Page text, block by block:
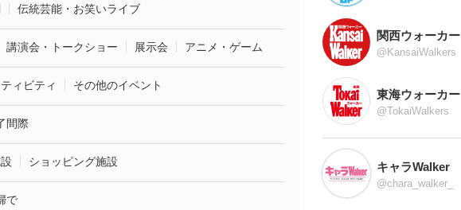
伝統芸能・お笑いライブ
講演会・トークショー 展示会 アニメ・ゲーム
ィビティ その他のイベント
間際
ショッピング施設
で
関西ウォーカー
@KansaiWalkers
東海ウォーカー
@TokaiWalkers
キャラWalker
@chara_walker_